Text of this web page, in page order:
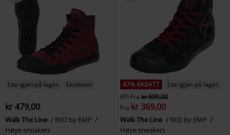
Lite igjen på lager Eksklusiv
kr 479,00
Walk The Line
RED by EMP
Høye sneakers
47% RABATT
Lite igjen på lager
KPI Fra kr 699,00
Fra kr 369,00
Walk The Line
RED by EMP
Høye sneakers